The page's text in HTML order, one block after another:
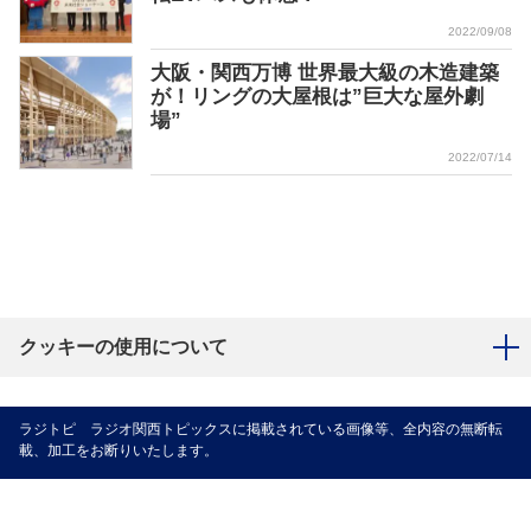
2022/09/08
大阪・関西万博 世界最大級の木造建築
が！リングの大屋根は”巨大な屋外劇
場”
2022/07/14
クッキーの使用について
ラジトピ ラジオ関西トピックスに掲載されている画像等、全内容の無断転
載、加工をお断りいたします。